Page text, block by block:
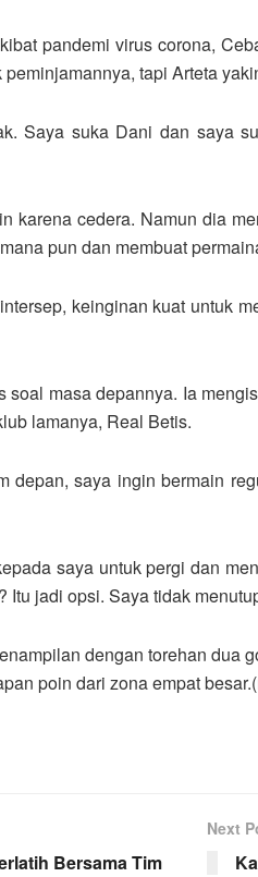
pandemi virus corona,
tapi Arteta
Saya suka Dani dan saya
karena cedera. Namun dia
pun dan membuat
keinginan kuat untuk
masa depannya. Ia
lamanya, Real Betis.
depan, saya ingin bermain
saya untuk pergi dan
jadi opsi. Saya tidak
dengan torehan dua
poin dari zona empat
Bersama Tim
Next